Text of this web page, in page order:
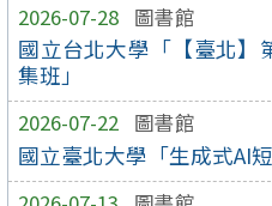
2026-07-28 圖書館
國立台北大學「【臺北】
集班」
2026-07-22 圖書館
國立臺北大學「生成式AI